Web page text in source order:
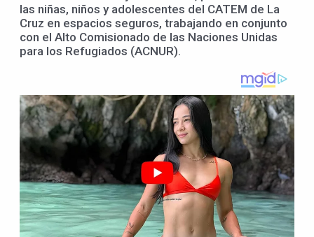
las niñas, niños y adolescentes del CATEM de La
Cruz en espacios seguros, trabajando en conjunto
con el Alto Comisionado de las Naciones Unidas
para los Refugiados (ACNUR).